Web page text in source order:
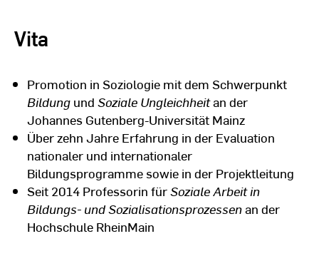
Vita
Promotion in Soziologie mit dem Schwerpunkt
Bildung und Soziale Ungleichheitan der
Johannes Gutenberg-Universität Mainz
Über zehn Jahre Erfahrung in der Evaluation
nationaler und internationaler
Bildungsprogramme sowie in der Projektleitung
Seit 2014 Professorin fürSoziale Arbeit in
Bildungs- und Sozialisationsprozessenan der
Hochschule RheinMain